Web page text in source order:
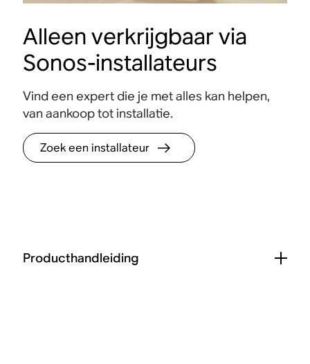
Alleen verkrijgbaar via
Sonos-installateurs
Vind een expert die je met alles kan helpen,
van aankoop tot installatie.
Zoek een installateur
Producthandleiding